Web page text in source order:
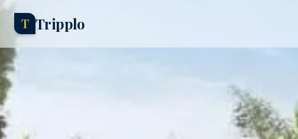
T Tripplo